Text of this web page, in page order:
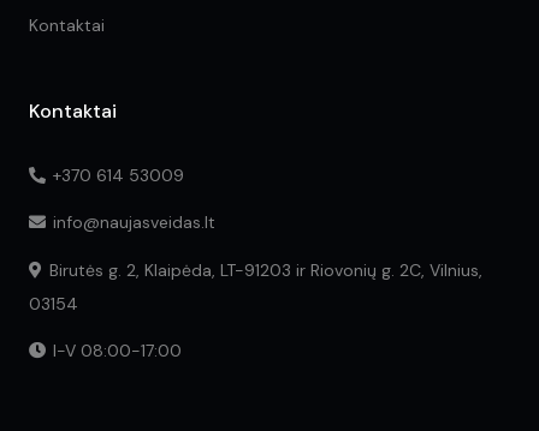
Kontaktai
Kontaktai
+370 614 53009
info@naujasveidas.lt
Birutės g. 2, Klaipėda, LT-91203 ir Riovonių g. 2C, Vilnius,
03154
I-V 08:00-17:00